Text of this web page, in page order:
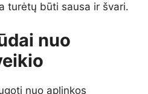
turėtų būti sausa ir švari.
nuo
nuo aplinkos